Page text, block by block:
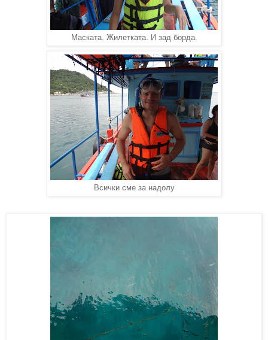
Маската. Жилетката. И зад борда.
Всички сме за надолу